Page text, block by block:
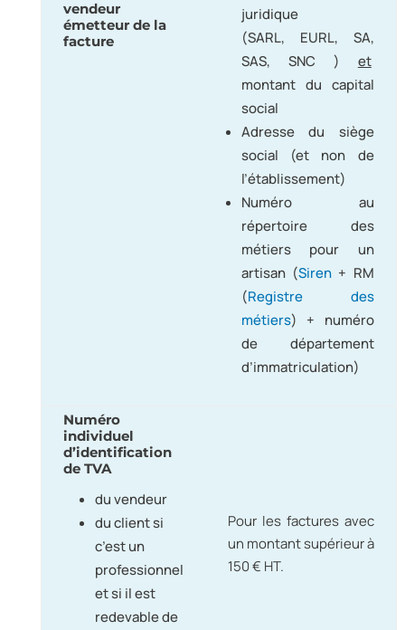
vendeur
émetteur de la
facture
juridique
(SARL, EURL, SA,
SAS, SNC ) et
montant du capital
social
Adresse du siège
social (et non de
l’établissement)
Numéro au
répertoire des
métiers pour un
artisan (Siren + RM
(Registre des
métiers) + numéro
de département
d’immatriculation)
Numéro
individuel
d’identification
de TVA
du vendeur
du client si
c’est un
professionnel
et si il est
redevable de
Pour les factures avec
un montant supérieur à
150 € HT.